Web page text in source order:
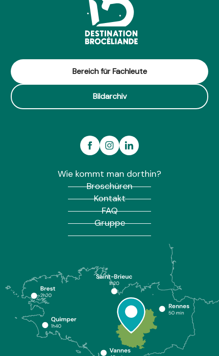
Bereich für Fachleute
Bildarchiv
Wie kommt man dorthin?
Broschüren
Kontakt
FAQ
Gruppe